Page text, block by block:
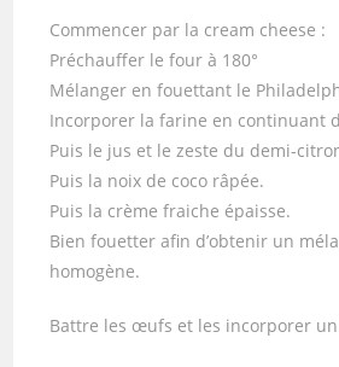
Commencer par la cream cheese :
Préchauffer le four à 180°
Mélanger en fouettant le
Incorporer la farine en continuant
Puis le jus et le zeste du demi-
Puis la noix de coco râpée.
Puis la crème fraiche épaisse.
Bien fouetter afin d’obtenir un
homogène.
Battre les œufs et les incorporer